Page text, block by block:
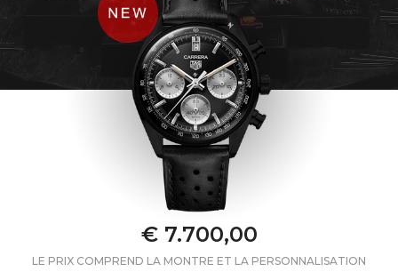
€ 7.700,00
LE PRIX COMPREND LA MONTRE ET LA PERSONNALISATION